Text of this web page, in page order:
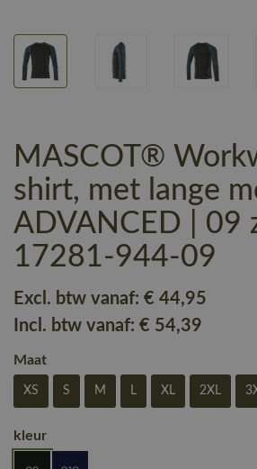
MASCOT®
shirt, met lange
ADVANCED | 09
17281-944-09
Excl. btw vanaf: € 44,95
Incl. btw vanaf: € 54,39
Maat
XS S M L XL 2XL
kleur